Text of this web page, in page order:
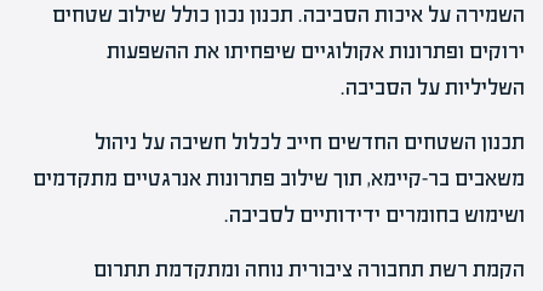
השמירה על איכות הסביבה. תכנון נכון כולל שילוב שטחים
ירוקים ופתרונות אקולוגיים שיפחיתו את ההשפעות
השליליות על הסביבה.
תכנון השטחים החדשים חייב לכלול חשיבה על ניהול
משאבים בר-קיימא, תוך שילוב פתרונות אנרגטיים מתקדמים
ושימוש בחומרים ידידותיים לסביבה.
הקמת רשת תחבורה ציבורית נוחה ומתקדמת תתרום